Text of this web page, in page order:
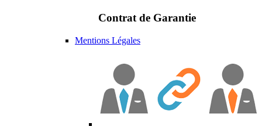
Contrat de Garantie
Mentions Légales